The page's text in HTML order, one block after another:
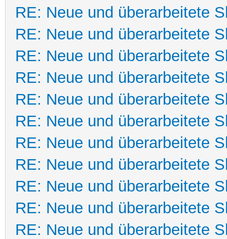
RE: Neue und überarbeitete
RE: Neue und überarbeitete
RE: Neue und überarbeitete
RE: Neue und überarbeitete
RE: Neue und überarbeitete
RE: Neue und überarbeitete
RE: Neue und überarbeitete
RE: Neue und überarbeitete
RE: Neue und überarbeitete
RE: Neue und überarbeitete
RE: Neue und überarbeitete